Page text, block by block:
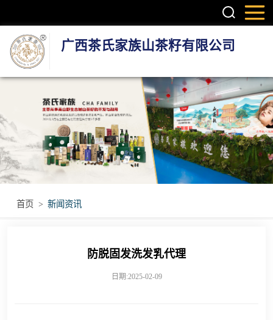
广西茶氏家族山茶籽有限公司
首页 > 新闻资讯
防脱固发洗发乳代理
日期:2025-02-09
护肤系列产品
疼痛调理产品
无烟艾灸产品
瑶浴瑶茶产品